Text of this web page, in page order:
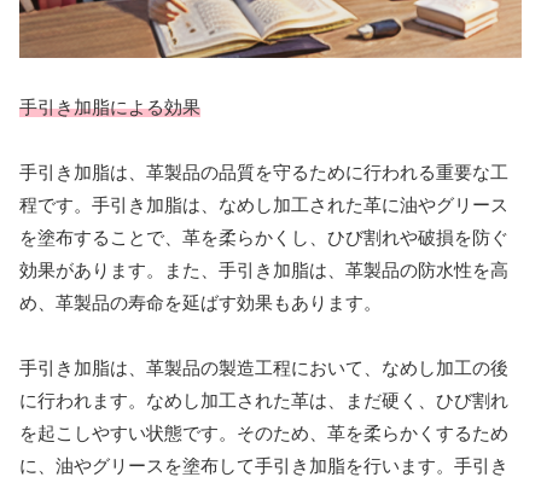
手引き加脂による効果
手引き加脂は、革製品の品質を守るために行われる重要な工
程です。手引き加脂は、なめし加工された革に油やグリース
を塗布することで、革を柔らかくし、ひび割れや破損を防ぐ
効果があります。また、手引き加脂は、革製品の防水性を高
め、革製品の寿命を延ばす効果もあります。
手引き加脂は、革製品の製造工程において、なめし加工の後
に行われます。なめし加工された革は、まだ硬く、ひび割れ
を起こしやすい状態です。そのため、革を柔らかくするため
に、油やグリースを塗布して手引き加脂を行います。手引き